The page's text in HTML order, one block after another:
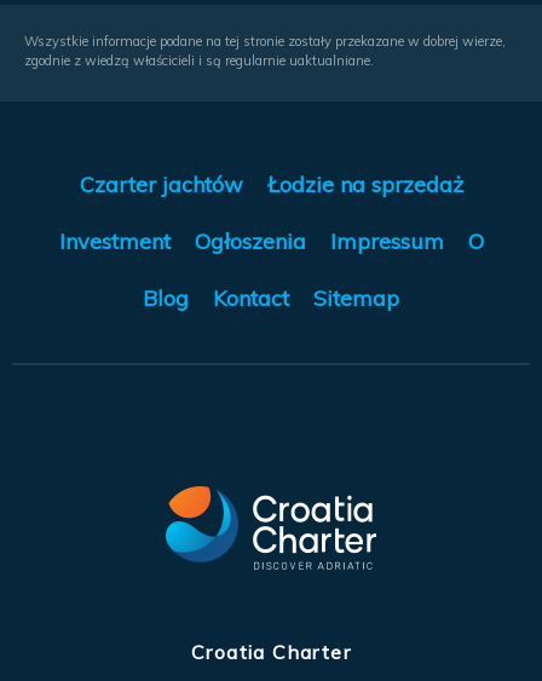
Wszystkie informacje podane na tej stronie zostały przekazane w dobrej wierze,
zgodnie z wiedzą właścicieli i są regularnie uaktualniane.
Czarter jachtów Łodzie na sprzedaż
Investment Ogłoszenia Impressum O
Blog Kontact Sitemap
Croatia Charter